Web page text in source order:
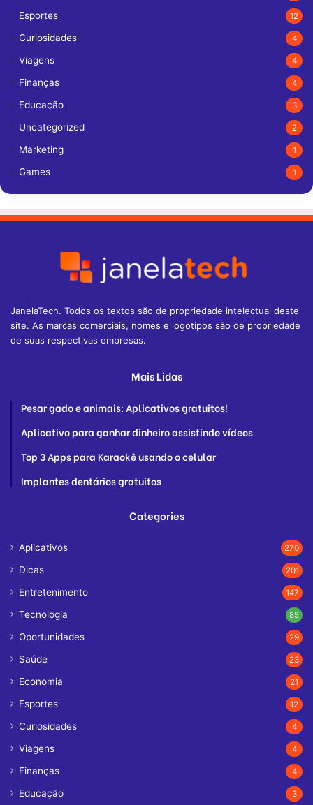
Esportes 12
Curiosidades 4
Viagens 4
Finanças 4
Educação 3
Uncategorized 2
Marketing 1
Games 1
JanelaTech. Todos os textos são de propriedade intelectual deste
site. As marcas comerciais, nomes e logotipos são de propriedade
de suas respectivas empresas.
Mais Lidas
Pesar gado e animais: Aplicativos gratuitos!
Aplicativo para ganhar dinheiro assistindo vídeos
Top 3 Apps para Karaokê usando o celular
Implantes dentários gratuitos
Categories
Aplicativos 270
Dicas 201
Entretenimento 147
Tecnologia 85
Oportunidades 29
Saúde 23
Economia 21
Esportes 12
Curiosidades 4
Viagens 4
Finanças 4
Educação 3